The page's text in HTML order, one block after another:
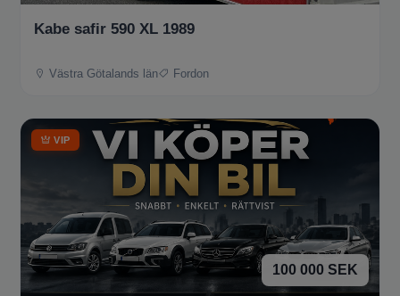
Kabe safir 590 XL 1989
Västra Götalands län Fordon
VIP
100 000 SEK